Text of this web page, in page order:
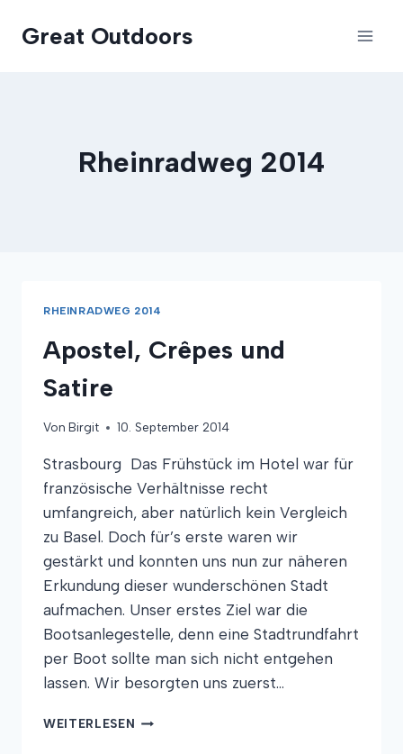
InhaltGreat Outdoors
Rheinradweg 2014
RHEINRADWEG 2014
Apostel, Crêpes und
Satire
Von Birgit 10. September 2014
Strasbourg Das Frühstück im Hotel war für
französische Verhältnisse recht
umfangreich, aber natürlich kein Vergleich
zu Basel. Doch für’s erste waren wir
gestärkt und konnten uns nun zur näheren
Erkundung dieser wunderschönen Stadt
aufmachen. Unser erstes Ziel war die
Bootsanlegestelle, denn eine Stadtrundfahrt
per Boot sollte man sich nicht entgehen
lassen. Wir besorgten uns zuerst…
WEITERLESEN APOSTEL,